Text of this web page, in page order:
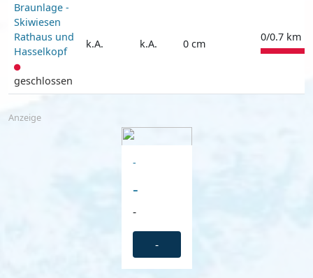
Braunlage -
Skiwiesen
Rathaus und
Hasselkopf
geschlossen
k.A. k.A. 0 cm
0/0.7 km |
Anzeige
-
-
-
-